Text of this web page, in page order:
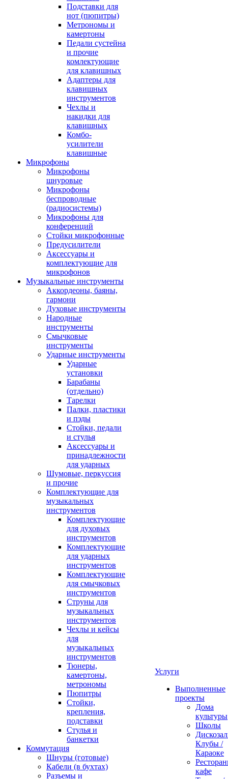
Подставки для
нот (пюпитры)
Метрономы и
камертоны
Педали сустейна
и прочие
комлектующие
для клавишных
Адаптеры для
клавишных
инструментов
Чехлы и
накидки для
клавишных
Комбо-
усилители
клавишные
Микрофоны
Микрофоны
шнуровые
Микрофоны
беспроводные
(радиосистемы)
Микрофоны для
конференций
Стойки микрофонные
Предусилители
Аксессуары и
комплектующие для
микрофонов
Музыкальные инструменты
Аккордеоны, баяны,
гармони
Духовые инструменты
Народные
инструменты
Смычковые
инструменты
Ударные инструменты
Ударные
установки
Барабаны
(отдельно)
Тарелки
Палки, пластики
и пэды
Стойки, педали
и стулья
Аксессуары и
принадлежности
для ударных
Шумовые, перкуссия
и прочие
Комплектующие для
музыкальных
инструментов
Комплектующие
для духовых
инструментов
Комплектующие
для ударных
инструментов
Комплектующие
для смычковых
инструментов
Струны для
музыкальных
инструментов
Чехлы и кейсы
для
музыкальных
инструментов
Тюнеры,
камертоны,
метрономы
Пюпитры
Стойки,
крепления,
подставки
Стулья и
банкетки
Коммутация
Шнуры (готовые)
Кабели (в бухтах)
Разъемы и
Услуги
Выполненные
проекты
Дома
культуры
Школы
Клубы /
Караоке
кафе